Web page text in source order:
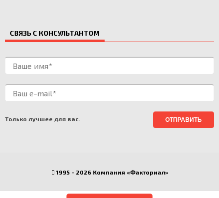
СВЯЗЬ С КОНСУЛЬТАНТОМ
Только лучшее для вас.
1995 - 2026 Компания «Факториал»
Разработчики -